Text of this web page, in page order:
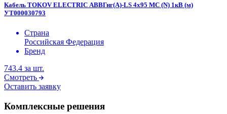
Кабель TOKOV ELECTRIC АВВГнг(А)-LS 4х95 МС (N) 1кВ (м)
УТ000030793
Страна
Российская Федерация
Бренд
743.4 за шт.
Смотреть
Оставить заявку
Комплексные решения